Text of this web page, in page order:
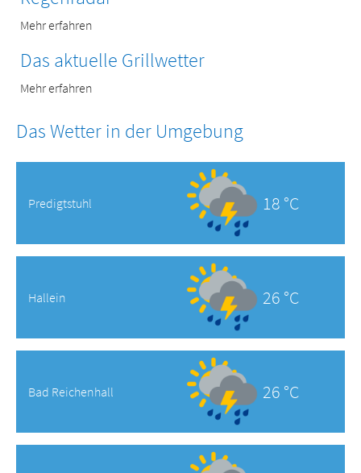
Mehr erfahren
Das aktuelle Grillwetter
Mehr erfahren
Das Wetter in der Umgebung
Predigtstuhl 18 °C
Hallein 26 °C
Bad Reichenhall 26 °C